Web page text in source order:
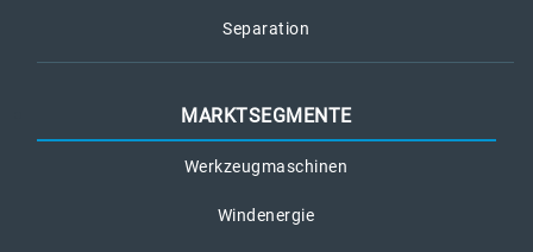
Separation
MARKTSEGMENTE
Werkzeugmaschinen
Windenergie